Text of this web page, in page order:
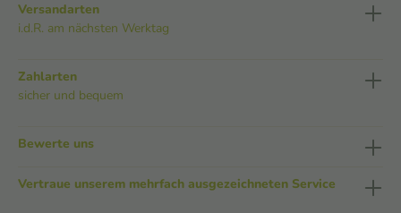
Versandarten
i.d.R. am nächsten Werktag
Zahlarten
sicher und bequem
Bewerte uns
Vertraue unserem mehrfach ausgezeichneten Service